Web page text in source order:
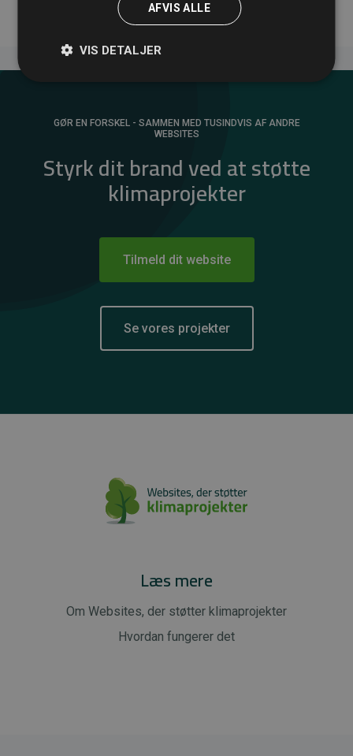
GØR EN FORSKEL - SAMMEN MED TUSINDVIS AF ANDRE
WEBSITES
Styrk dit brand ved at støtte
klimaprojekter
Tilmeld dit website
Se vores projekter
Læs mere
Om Websites, der støtter klimaprojekter
Hvordan fungerer det
AFVIS ALLE
VIS DETALJER